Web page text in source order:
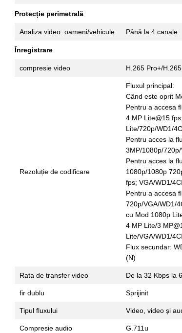
Protecție perimetrală
Analiza video: oameni/vehicule Până la 4 canale
Înregistrare
compresie video H.265 Pro+/
Rezoluție de codificare
Fluxul principal:
Când este oprit
Pentru a accesa
4 MP Lite@15
Lite/720p/WD1/
Pentru acces la
3MP/1080p/
Pentru acces la
1080p/1080p
fps; VGA/WD1/
Pentru a accesa
720p/VGA/WD1/
cu Mod 1080p
4 MP Lite/3
Lite/VGA/WD1/
Flux secundar:
(N)
Rata de transfer video De la 32 Kbps la
fir dublu Sprijinit
Tipul fluxului Video, video și
Compresie audio G.711u